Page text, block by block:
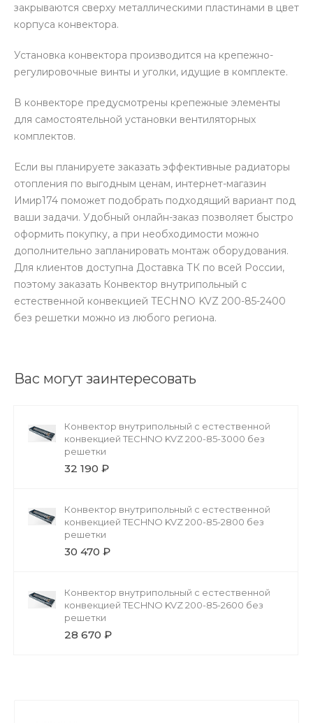
закрываются сверху металлическими пластинами в цвет
корпуса конвектора.
Установка конвектора производится на крепежно-
регулировочные винты и уголки, идущие в комплекте.
В конвекторе предусмотрены крепежные элементы
для самостоятельной установки вентиляторных
комплектов.
Если вы планируете заказать эффективные радиаторы
отопления по выгодным ценам, интернет-магазин
Имир174 поможет подобрать подходящий вариант под
ваши задачи. Удобный онлайн-заказ позволяет быстро
оформить покупку, а при необходимости можно
дополнительно запланировать монтаж оборудования.
Для клиентов доступна Доставка ТК по всей России,
поэтому заказать Конвектор внутрипольный с
естественной конвекцией TECHNO KVZ 200-85-2400
без решетки можно из любого региона.
Вас могут заинтересовать
Конвектор внутрипольный с естественной
конвекцией TECHNO KVZ 200-85-3000 без
решетки
32 190 ₽
Конвектор внутрипольный с естественной
конвекцией TECHNO KVZ 200-85-2800 без
решетки
30 470 ₽
Конвектор внутрипольный с естественной
конвекцией TECHNO KVZ 200-85-2600 без
решетки
28 670 ₽